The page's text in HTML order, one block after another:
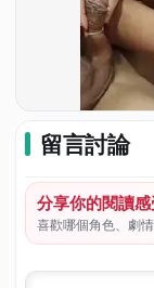
留言討論
分享你的閱讀
喜歡哪個角色、劇